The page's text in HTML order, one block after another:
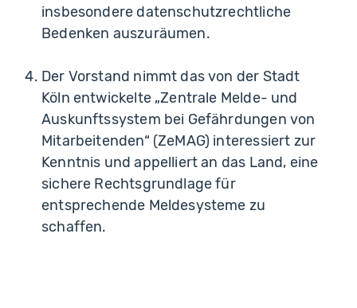
insbesondere datenschutzrechtliche
Bedenken auszuräumen.
Der Vorstand nimmt das von der Stadt
Köln entwickelte „Zentrale Melde- und
Auskunftssystem bei Gefährdungen von
Mitarbeitenden“ (ZeMAG) interessiert zur
Kenntnis und appelliert an das Land, eine
sichere Rechtsgrundlage für
entsprechende Meldesysteme zu
schaffen.